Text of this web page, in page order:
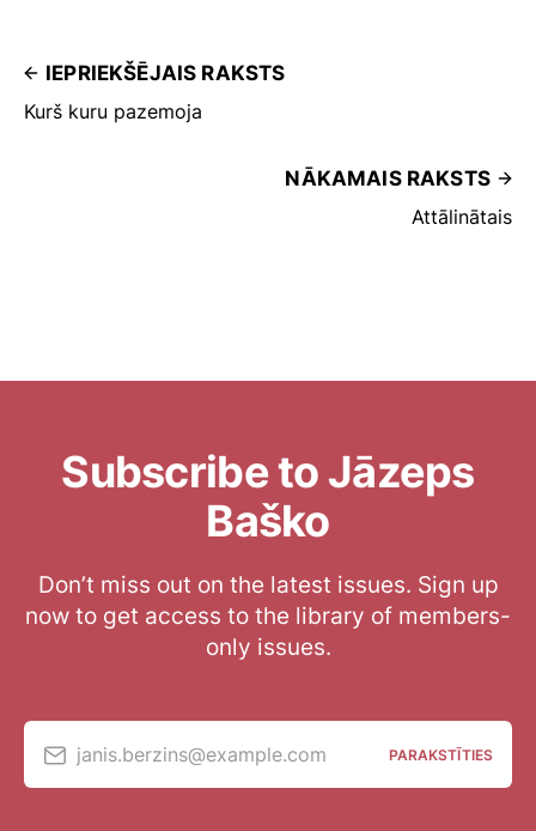
IEPRIEKŠĒJAIS RAKSTS
Kurš kuru pazemoja
NĀKAMAIS RAKSTS
Attālinātais
Subscribe to Jāzeps
Baško
Don’t miss out on the latest issues. Sign up
now to get access to the library of members-
only issues.
janis.berzins@example.com PARAKSTĪTIES